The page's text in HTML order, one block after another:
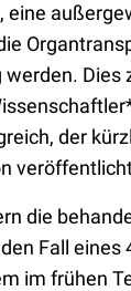
eine
Dies
der
die
Fall eines
im frühen